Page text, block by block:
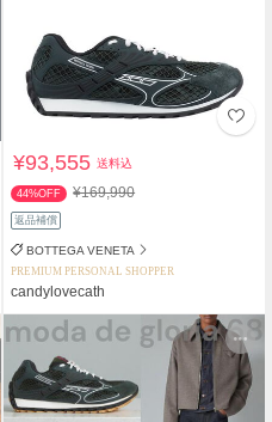
¥93,555送料込
44%OFF ¥169,990
返品補償
BOTTEGA VENETA
PREMIUM PERSONAL SHOPPER
candylovecath